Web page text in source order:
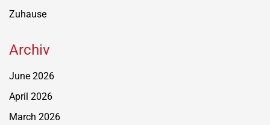
Zuhause
Archiv
June 2026
April 2026
March 2026